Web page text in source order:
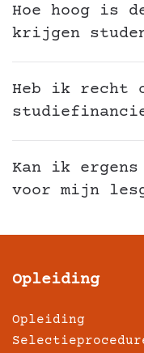
Hoe hoog is
krijgen
Heb ik recht
Kan ik
voor mijn
Opleiding
Opleiding